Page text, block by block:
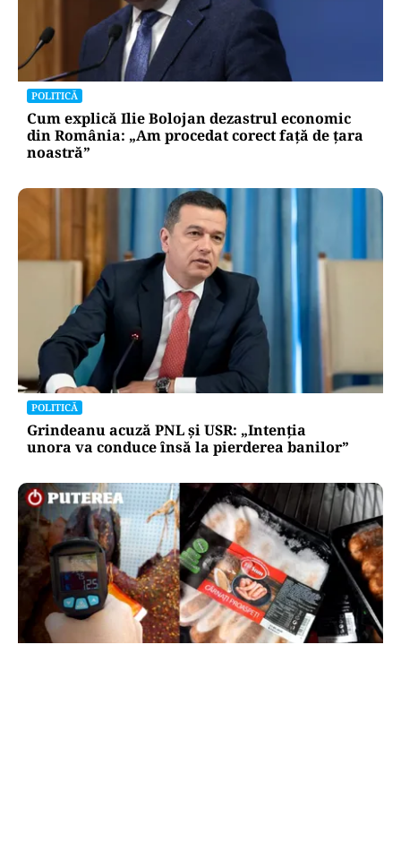
POLITICĂ
Cum explică Ilie Bolojan dezastrul economic
din România: „Am procedat corect față de țara
noastră”
POLITICĂ
Grindeanu acuză PNL și USR: „Intenția
unora va conduce însă la pierderea banilor”